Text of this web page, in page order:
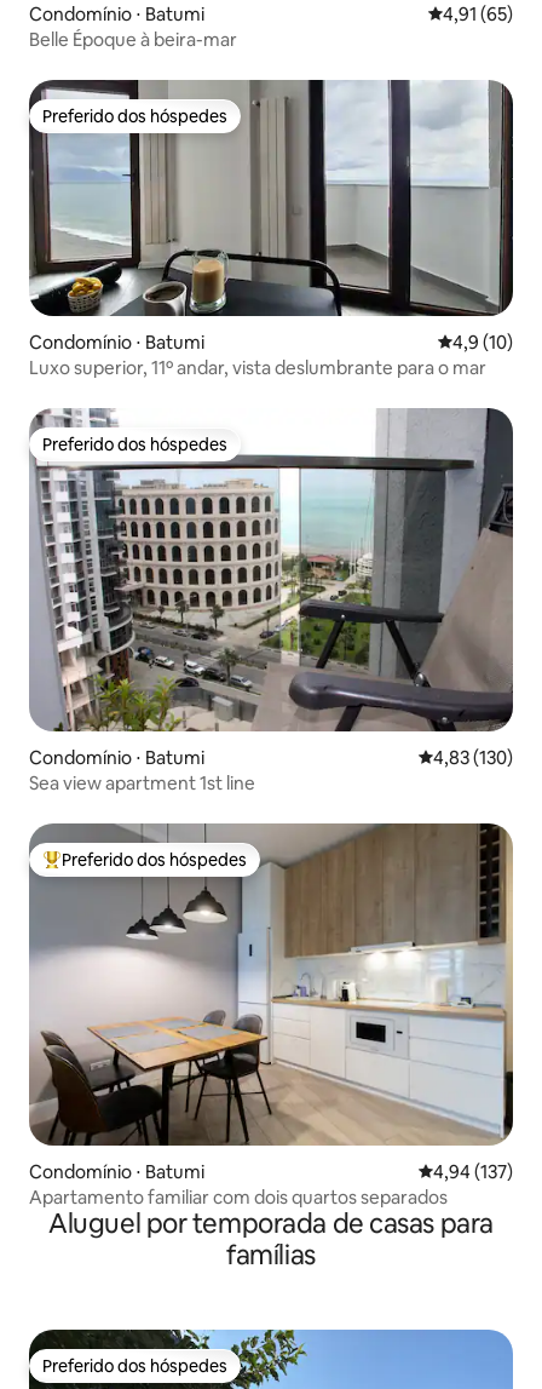
Condomínio ⋅ Batumi 4,91 de uma
4,91 (65)
Belle Époque à beira-mar
Preferido dos hóspedes
Preferido dos hóspedes
Condomínio ⋅ Batumi 4,9 de uma
4,9 (10)
Luxo superior, 11º andar, vista deslumbrante para o mar
Preferido dos hóspedes
Preferido dos hóspedes
Condomínio ⋅ Batumi 4,83 de uma
4,83 (130)
Sea view apartment 1st line
Entre os melhores preferidos dos hóspedes
Preferido dos hóspedes
Condomínio ⋅ Batumi 4,94 de uma
4,94 (137)
Apartamento familiar com dois quartos separados
Aluguel por temporada de casas para
famílias
Preferido dos hóspedes
Preferido dos hóspedes